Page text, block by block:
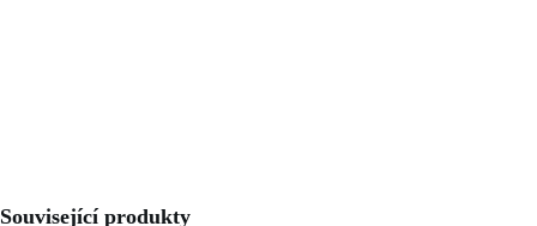
Související produkty